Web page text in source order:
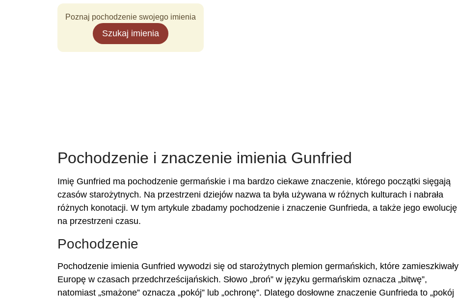
Poznaj pochodzenie swojego imienia
Szukaj imienia
Pochodzenie i znaczenie imienia Gunfried
Imię Gunfried ma pochodzenie germańskie i ma bardzo ciekawe znaczenie, którego początki sięgają
czasów starożytnych. Na przestrzeni dziejów nazwa ta była używana w różnych kulturach i nabrała
różnych konotacji. W tym artykule zbadamy pochodzenie i znaczenie Gunfrieda, a także jego ewolucję
na przestrzeni czasu.
Pochodzenie
Pochodzenie imienia Gunfried wywodzi się od starożytnych plemion germańskich, które zamieszkiwały
Europę w czasach przedchrześcijańskich. Słowo „broń” w języku germańskim oznacza „bitwę”,
natomiast „smażone” oznacza „pokój” lub „ochronę”. Dlatego dosłowne znaczenie Gunfrieda to „pokój